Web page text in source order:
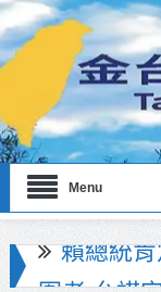
Menu
海巡署